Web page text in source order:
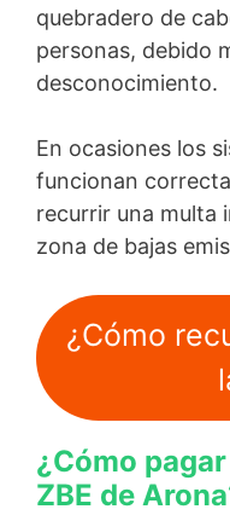
quebradero de
personas, debido
desconocimiento.
En ocasiones los
funcionan
recurrir una multa
zona de bajas
¿Cómo
¿Cómo
ZBE de